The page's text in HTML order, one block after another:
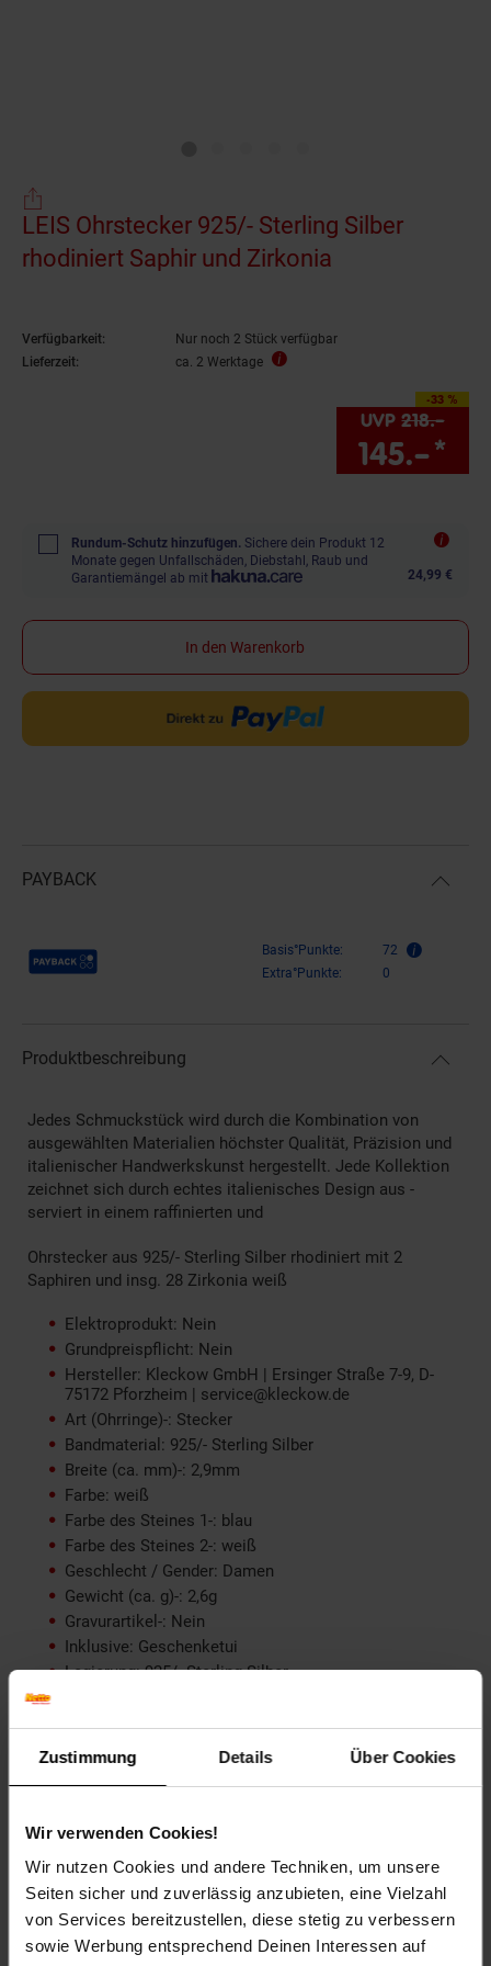
Zustimmung Details Über Cookies
Wir verwenden Cookies!
Wir nutzen Cookies und andere Techniken, um unsere
Seiten sicher und zuverlässig anzubieten, eine Vielzahl
von Services bereitzustellen, diese stetig zu verbessern
sowie Werbung entsprechend Deinen Interessen auf
LEIS Ohrstecker 925/- Sterling Silber
rhodiniert Saphir und Zirkonia
Verfügbarkeit:
Nur noch 2 Stück verfügbar
Lieferzeit:
ca. 2 Werktage
-33 %
Sie Sparen 33
UVP218.–UVP
145.–*
Rundum-Schutz hinzufügen. Sichere dein Produkt 12
Monate gegen Unfallschäden, Diebstahl, Raub und
Garantiemängel ab mit
24,99 €
In den Warenkorb
PAYBACK
Payback Punkte Basis°Punkte:
72
Extra°Punkte:
0
Produktbeschreibung
Jedes Schmuckstück wird durch die Kombination von
ausgewählten Materialien höchster Qualität, Präzision und
italienischer Handwerkskunst hergestellt. Jede Kollektion
zeichnet sich durch echtes italienisches Design aus -
serviert in einem raffinierten und
Ohrstecker aus 925/- Sterling Silber rhodiniert mit 2
Saphiren und insg. 28 Zirkonia weiß
Elektroprodukt: Nein
Grundpreispflicht: Nein
Hersteller: Kleckow GmbH | Ersinger Straße 7-9, D-
75172 Pforzheim | service@kleckow.de
Art (Ohrringe)-: Stecker
Bandmaterial: 925/- Sterling Silber
Breite (ca. mm)-: 2,9mm
Farbe: weiß
Farbe des Steines 1-: blau
Farbe des Steines 2-: weiß
Geschlecht / Gender: Damen
Gewicht (ca. g)-: 2,6g
Gravurartikel-: Nein
Inklusive: Geschenketui
Legierung: 925/- Sterling Silber
Ohrringe-Verschluss: Stecker mit Flügelsicherung
Schmuck Metall: 925-Sterling Silber
Stein Anzahl 1-: 2
Steineinsatz 1-: Saphir
Steineinsatz 2-: Zirkonia
Zertifikat-: Nein